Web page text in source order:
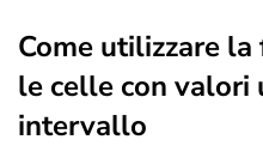
Come utilizzare
le celle con valori
intervallo